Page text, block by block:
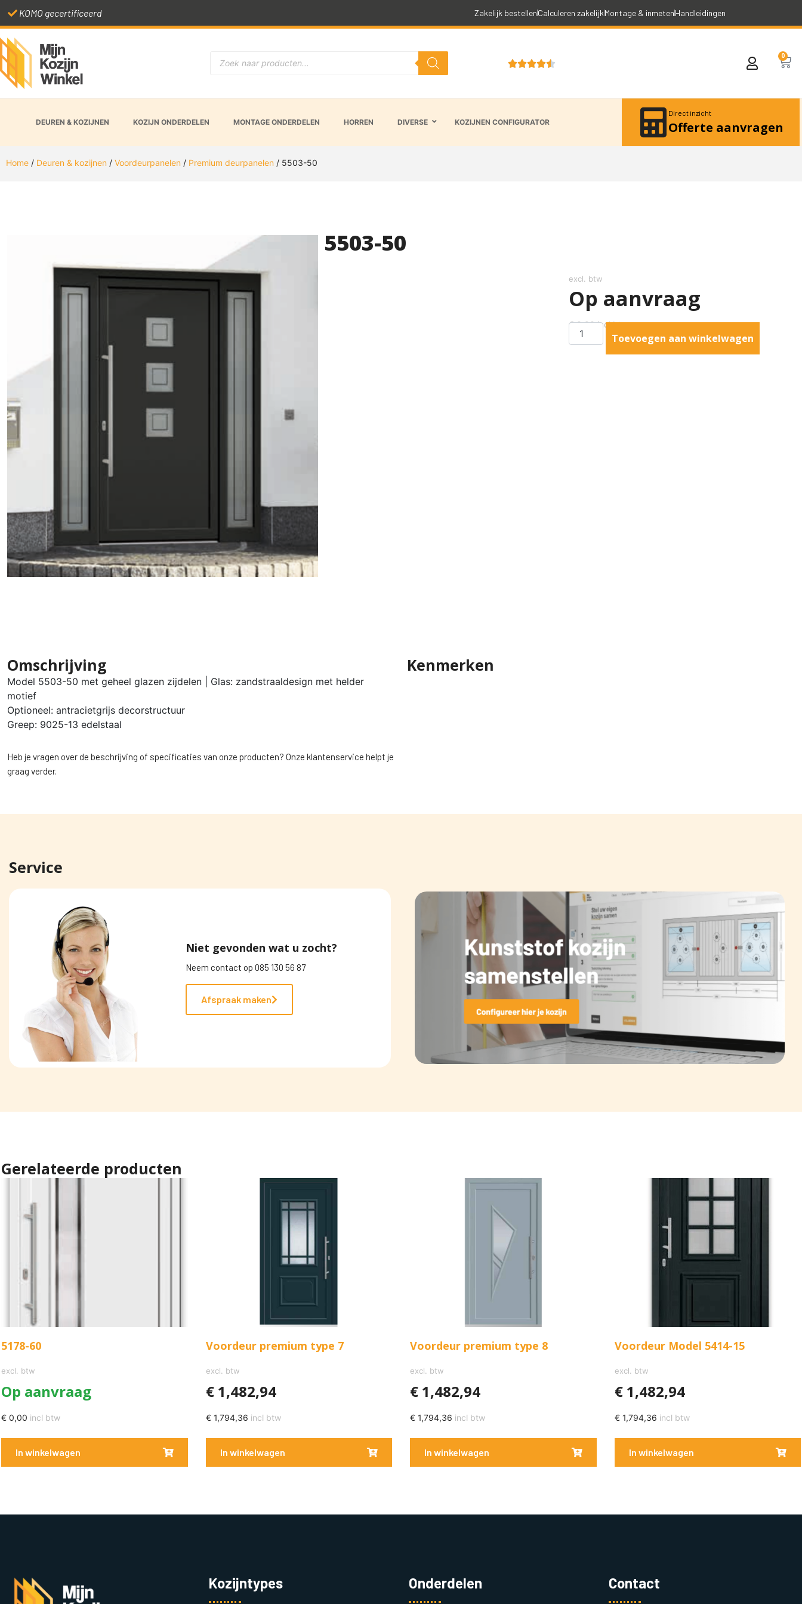
KOMO gecertificeerd Zakelijk bestellenCalculeren zakelijkMontage & inmetenHandleidingen

0
DEUREN & KOZIJNEN KOZIJN ONDERDELEN MONTAGE ONDERDELEN HORREN DIVERSE KOZIJNEN CONFIGURATOR
Direct inzicht
Offerte aanvragen
Home / Deuren & kozijnen / Voordeurpanelen / Premium deurpanelen / 5503-50
5503-50
excl. btw
Op aanvraag
€0,00incl btw
Toevoegen aan winkelwagen
Omschrijving
Model 5503-50 met geheel glazen zijdelen | Glas: zandstraaldesign met helder
motief
Optioneel: antracietgrijs decorstructuur
Greep: 9025-13 edelstaal
Heb je vragen over de beschrijving of specificaties van onze producten? Onze klantenservice helpt je
graag verder.
Kenmerken
Service
Niet gevonden wat u zocht?
Neem contact op 085 130 56 87
Afspraak maken
Gerelateerde producten
5178-60
excl. btw
Op aanvraag
€ 0,00 incl btw
In winkelwagen
Voordeur premium type 7
excl. btw
€1,482,94
€1,794,36 incl btw
In winkelwagen
Voordeur premium type 8
excl. btw
€ 1,482,94
€ 1,794,36 incl btw
In winkelwagen
Voordeur Model 5414-15
excl. btw
€1,482,94
€1,794,36 incl btw
In winkelwagen
Kozijntypes Onderdelen Contact